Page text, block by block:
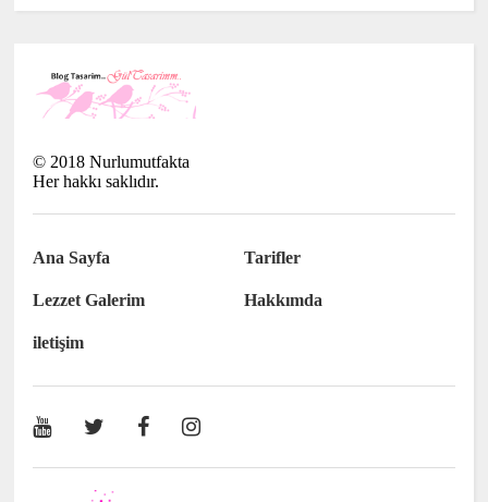
© 2018 Nurlumutfakta
Her hakkı saklıdır.
Ana Sayfa Tarifler
Lezzet Galerim Hakkımda
iletişim